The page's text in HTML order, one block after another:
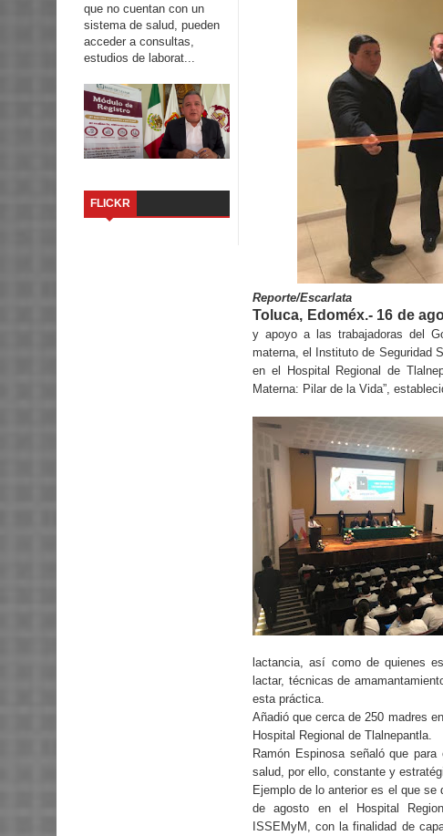
que no cuentan con un
sistema de salud, pueden
acceder a consultas,
estudios de laborat...
FLICKR
Reporte/Escarlata
Toluca, Edoméx.- 16 de
y apoyo a las trabajadoras del
materna, el Instituto de Seguridad
en el Hospital Regional de
Materna: Pilar de la Vida”,
lactancia, así como de quienes
lactar, técnicas de
esta práctica.
Añadió que cerca de 250 madres
Hospital Regional de Tlalnepantla.
Ramón Espinosa señaló que
salud, por ello, constante y
Ejemplo de lo anterior es el que se
de agosto en el Hospital
ISSEMyM, con la finalidad de